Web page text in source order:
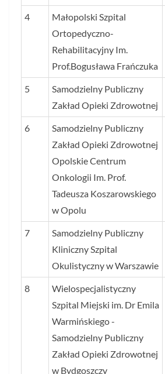
4
Małopolski Szpital
Ortopedyczno-
Rehabilitacyjny Im.
Prof.Bogusława Frańczuka
5
Samodzielny Publiczny
Zakład Opieki Zdrowotnej
6
Samodzielny Publiczny
Zakład Opieki Zdrowotnej
Opolskie Centrum
Onkologii Im. Prof.
Tadeusza Koszarowskiego
w Opolu
7
Samodzielny Publiczny
Kliniczny Szpital
Okulistyczny w Warszawie
8
Wielospecjalistyczny
Szpital Miejski im. Dr Emila
Warmińskiego -
Samodzielny Publiczny
Zakład Opieki Zdrowotnej
w Bydgoszczy